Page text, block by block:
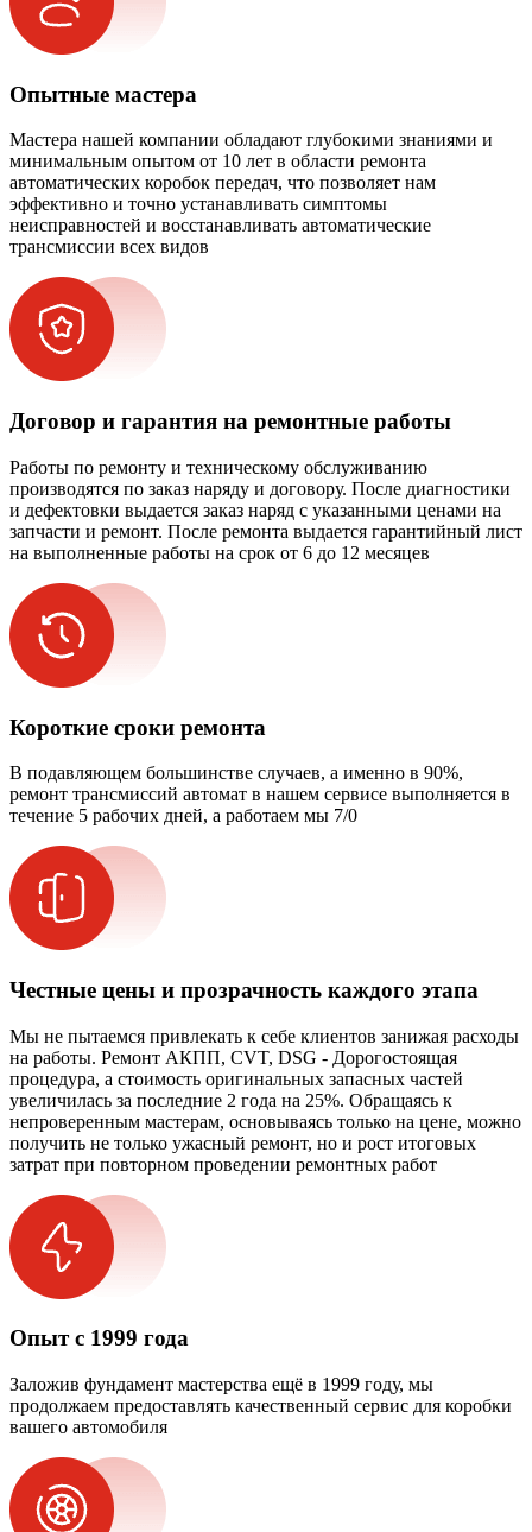
Опытные мастера
Мастера нашей компании обладают глубокими знаниями и
минимальным опытом от 10 лет в области ремонта
автоматических коробок передач, что позволяет нам
эффективно и точно устанавливать симптомы
неисправностей и восстанавливать автоматические
трансмиссии всех видов
Договор и гарантия на ремонтные работы
Работы по ремонту и техническому обслуживанию
производятся по заказ наряду и договору. После диагностики
и дефектовки выдается заказ наряд с указанными ценами на
запчасти и ремонт. После ремонта выдается гарантийный лист
на выполненные работы на срок от 6 до 12 месяцев
Короткие сроки ремонта
В подавляющем большинстве случаев, а именно в 90%,
ремонт трансмиссий автомат в нашем сервисе выполняется в
течение 5 рабочих дней, а работаем мы 7/0
Честные цены и прозрачность каждого этапа
Мы не пытаемся привлекать к себе клиентов занижая расходы
на работы. Ремонт АКПП, CVT, DSG - Дорогостоящая
процедура, а стоимость оригинальных запасных частей
увеличилась за последние 2 года на 25%. Обращаясь к
непроверенным мастерам, основываясь только на цене, можно
получить не только ужасный ремонт, но и рост итоговых
затрат при повторном проведении ремонтных работ
Опыт с 1999 года
Заложив фундамент мастерства ещё в 1999 году, мы
продолжаем предоставлять качественный сервис для коробки
вашего автомобиля